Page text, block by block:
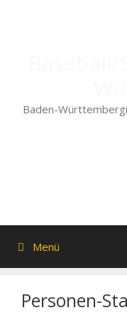
Baden-
Menü
Personen-